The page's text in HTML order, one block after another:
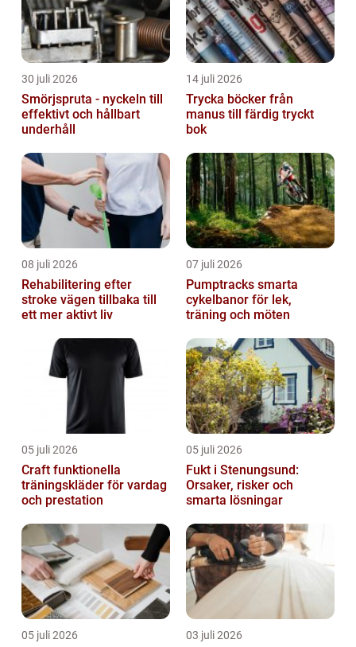
30 juli 2026
Smörjspruta - nyckeln till
effektivt och hållbart
underhåll
14 juli 2026
Trycka böcker från
manus till färdig tryckt
bok
08 juli 2026
Rehabilitering efter
stroke vägen tillbaka till
ett mer aktivt liv
07 juli 2026
Pumptracks smarta
cykelbanor för lek,
träning och möten
05 juli 2026
Craft funktionella
träningskläder för vardag
och prestation
05 juli 2026
Fukt i Stenungsund:
Orsaker, risker och
smarta lösningar
05 juli 2026 03 juli 2026